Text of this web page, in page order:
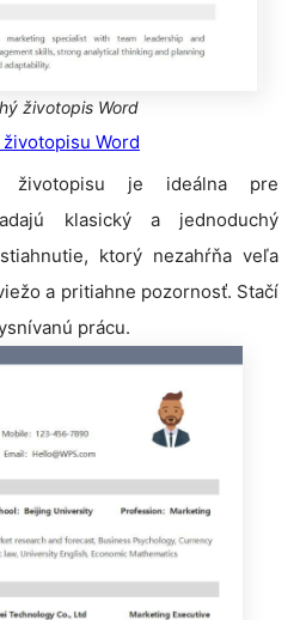
životopis Word
Word
životopisu je ideálna pre
klasický a jednoduchý
ktorý nezahŕňa veľa
a pritiahne pozornosť. Stačí
prácu.